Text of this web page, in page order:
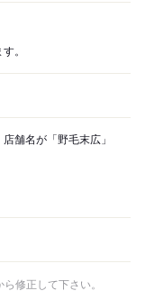
。
舗名が「野毛末広」
修正して下さい。